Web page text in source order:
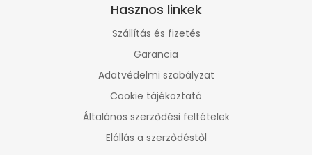
Hasznos linkek
Szállítás és fizetés
Garancia
Adatvédelmi szabályzat
Cookie tájékoztató
Általános szerződési feltételek
Elállás a szerződéstől